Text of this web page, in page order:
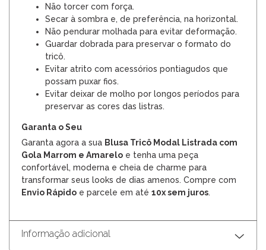
Não torcer com força.
Secar à sombra e, de preferência, na horizontal.
Não pendurar molhada para evitar deformação.
Guardar dobrada para preservar o formato do
tricô.
Evitar atrito com acessórios pontiagudos que
possam puxar fios.
Evitar deixar de molho por longos períodos para
preservar as cores das listras.
Garanta o Seu
Garanta agora a sua Blusa Tricô Modal Listrada com
Gola Marrom e Amarelo e tenha uma peça
confortável, moderna e cheia de charme para
transformar seus looks de dias amenos. Compre com
Envio Rápido e parcele em até 10x sem juros.
Informação adicional